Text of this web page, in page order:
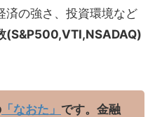
済の強さ、投資環境など
(S&P500,VTI,NSADAQ)
「なおた」 です。金融